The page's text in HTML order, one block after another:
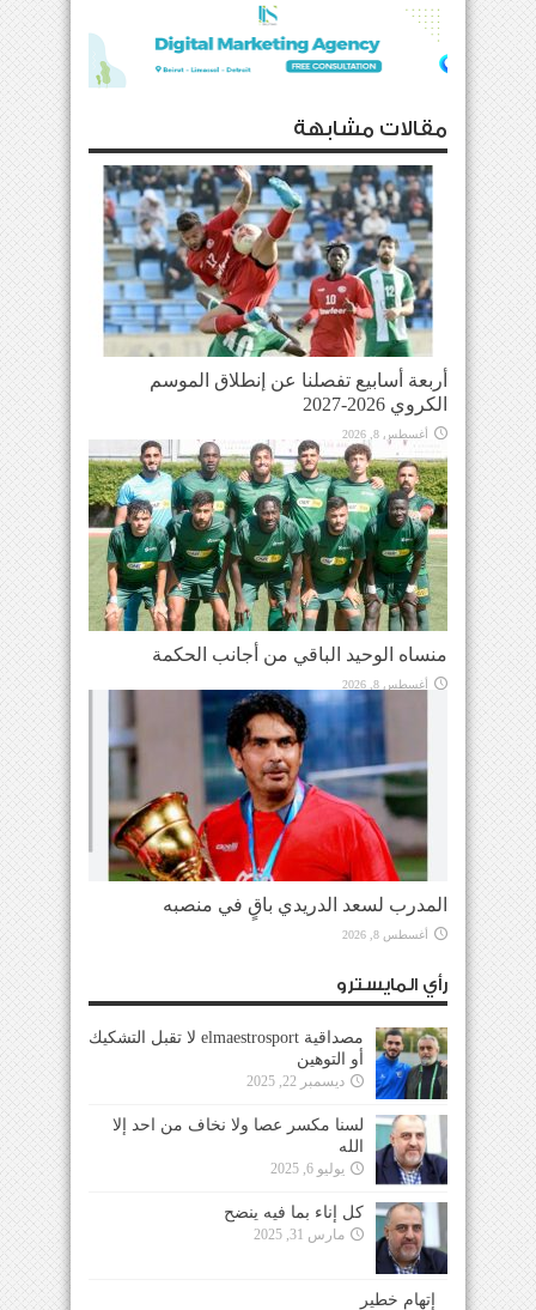
مقالات مشابهة
أربعة أسابيع تفصلنا عن إنطلاق الموسم
الكروي 2026-2027
أغسطس 8, 2026
منساه الوحيد الباقي من أجانب الحكمة
أغسطس 8, 2026
المدرب لسعد الدريدي باقٍ في منصبه
أغسطس 8, 2026
رأي المايسترو
مصداقية elmaestrosport لا تقبل التشكيك
أو التوهين
ديسمبر 22, 2025
لسنا مكسر عصا ولا نخاف من احد إلا
الله
يوليو 6, 2025
كل إناء بما فيه ينضح
مارس 31, 2025
إتهام خطير